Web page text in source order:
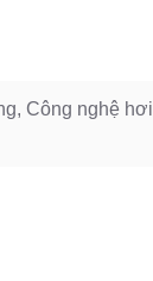
Công nghệ